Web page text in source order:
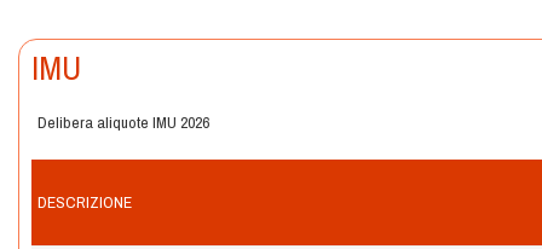
IMU
Delibera aliquote IMU 2026
DESCRIZIONE